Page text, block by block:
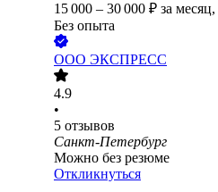
15 000 – 30 000 ₽ за месяц,
Без опыта
ООО ЭКСПРЕСС
4.9
•
5 отзывов
Санкт-Петербург
Можно без резюме
Откликнуться